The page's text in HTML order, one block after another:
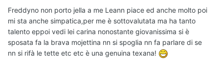
Freddyno non porto jella a me Leann piace ed anche molto poi
mi sta anche simpatica,per me è sottovalutata ma ha tanto
talento eppoi vedi lei carina nonostante giovanissima si è
sposata fa la brava mojettina nn si spoglia nn fa parlare di se
nn si rifà le tette etc etc è una genuina texana!